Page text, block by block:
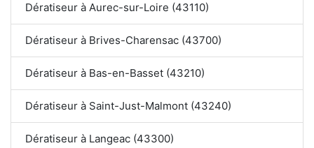
Dératiseur à Aurec-sur-Loire (43110)
Dératiseur à Brives-Charensac (43700)
Dératiseur à Bas-en-Basset (43210)
Dératiseur à Saint-Just-Malmont (43240)
Dératiseur à Langeac (43300)